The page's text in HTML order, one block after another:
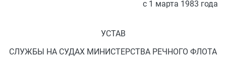
с 1 марта 1983 года
УСТАВ
СЛУЖБЫ НА СУДАХ МИНИСТЕРСТВА РЕЧНОГО ФЛОТА